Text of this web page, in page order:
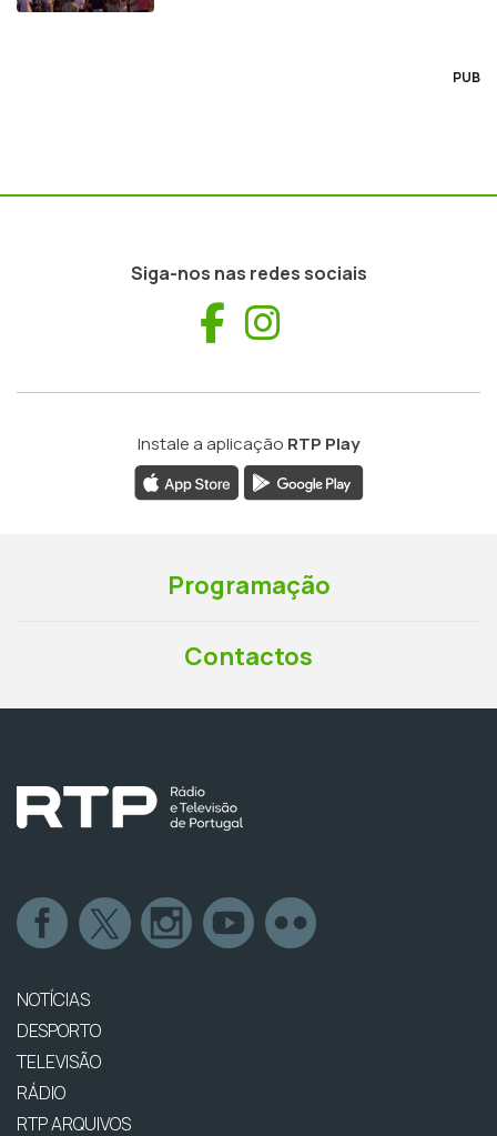
PUB
Siga-nos nas redes sociais
Facebook
Instale a aplicação RTP Play
Programação
Contactos
NOTÍCIAS
DESPORTO
TELEVISÃO
RÁDIO
RTP ARQUIVOS